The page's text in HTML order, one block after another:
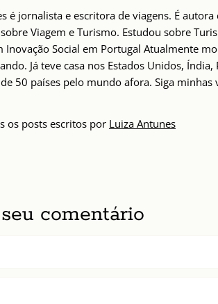
é jornalista e escritora de viagens. É
Viagem e Turismo. Estudou sobre
Inovação Social em Portugal Atualmente
Já teve casa nos Estados Unidos,
50 países pelo mundo afora. Siga minhas
os posts escritos por Luiza Antunes
comentário